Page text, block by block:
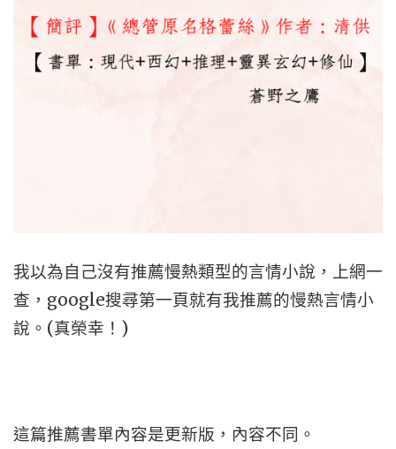
我以為自己沒有推薦慢熱類型的言情小說，上網一
查，google搜尋第一頁就有我推薦的慢熱言情小
說。(真榮幸！)
這篇推薦書單內容是更新版，內容不同。